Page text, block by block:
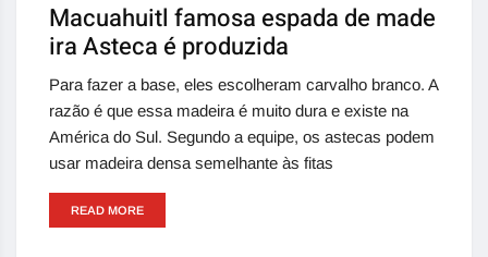
Macuahuitl famosa espada de made
ira Asteca é produzida
Para fazer a base, eles escolheram carvalho branco. A
razão é que essa madeira é muito dura e existe na
América do Sul. Segundo a equipe, os astecas podem
usar madeira densa semelhante às fitas
READ MORE